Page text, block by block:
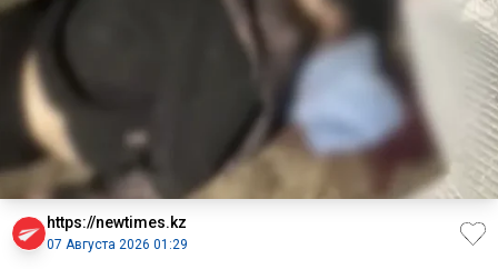
https://newtimes.kz
07 Августа 2026 01:29